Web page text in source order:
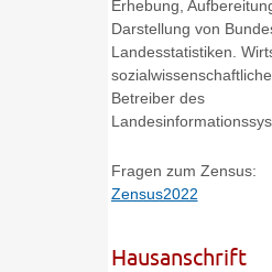
Erhebung,
Darstellung von
Landesstatistiken.
sozialwissenschaftliche
Betreiber des
Fragen zum Zensus:
Zensus2022
Hausanschrift